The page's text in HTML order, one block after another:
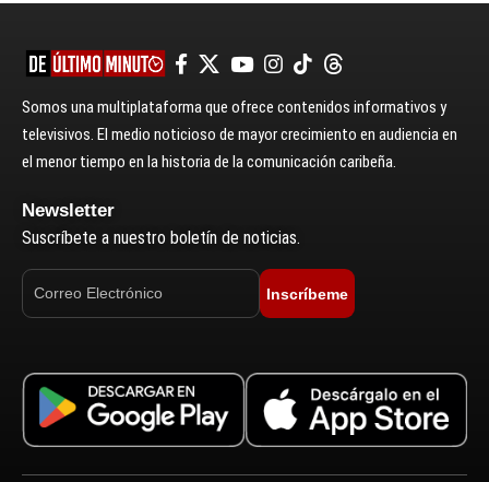
Somos una multiplataforma que ofrece contenidos informativos y
televisivos. El medio noticioso de mayor crecimiento en audiencia en
el menor tiempo en la historia de la comunicación caribeña.
Newsletter
Suscríbete a nuestro boletín de noticias.
Inscríbeme